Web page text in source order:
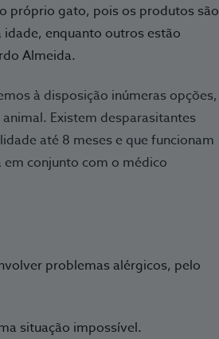
próprio gato, pois os produtos são
enquanto outros estão
Almeida.
à disposição inúmeras opções,
Existem desparasitantes
até 8 meses e que funcionam
conjunto com o médico
problemas alérgicos, pelo
situação impossível.